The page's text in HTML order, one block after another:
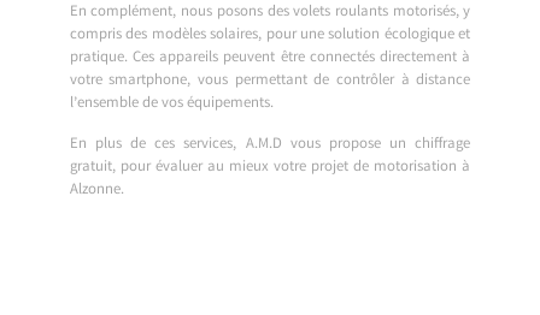
En complément, nous posons des volets roulants motorisés, y
compris des modèles solaires, pour une solution écologique et
pratique. Ces appareils peuvent être connectés directement à
votre smartphone, vous permettant de contrôler à distance
l’ensemble de vos équipements.
En plus de ces services, A.M.D vous propose un chiffrage
gratuit, pour évaluer au mieux votre projet de motorisation à
Alzonne.